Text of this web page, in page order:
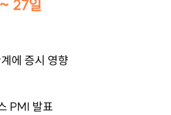
27일
에 증시 영향
PMI 발표